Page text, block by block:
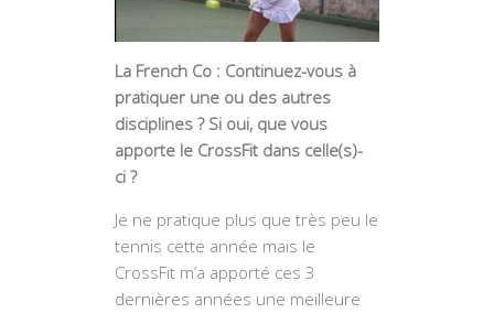
La French Co : Continuez-vous à
pratiquer une ou des autres
disciplines ? Si oui, que vous
apporte le CrossFit dans celle(s)-
ci ?
Je ne pratique plus que très peu le
tennis cette année mais le
CrossFit m’a apporté ces 3
dernières années une meilleure